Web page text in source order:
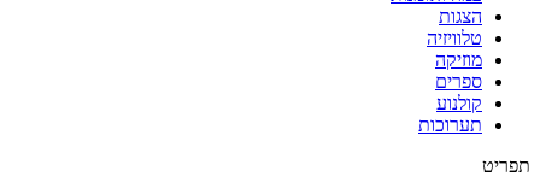
הצגות
טלוויזיה
מוזיקה
ספרים
קולנוע
תערוכות